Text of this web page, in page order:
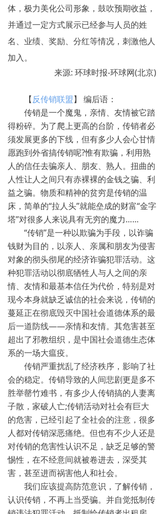
体，极力美化公司形象，鼓吹预期收益，
并通过一定方式展示已经参与人员的姓
名、业绩、奖励、分红等情况，刺激他人
加入。
来源: 环球时报-环球网(北京)
【反传销联盟】 编后语：
传销是一个魔鬼，亲情、友情被它踏
得粉碎。为了爬上更高的台阶，传销者必
须发展更多的下线，但有多少人会心甘情
愿跑到外省搞传销呢?惟有欺骗，利用熟
人的信任去骗亲人、朋友、熟人。扭曲的
人性让人之间只有赤裸裸的金钱之骗、利
益之骗。物质和精神的贫穷是传销的温
床，简单的“拉人头”就能垒成的财富“金字
塔”对很多人来说具有无穷的魔力……
“传销”是一种以欺骗为手段，以诈骗
钱财为目的，以亲人、亲属和朋友为侵害
对象的彻头彻尾的经济诈骗犯罪活动。这
种犯罪活动以彻底牺牲人与人之间的亲
情、友情和最基本信任为代价，特别是对
现今本身就缺乏诚信的社会来说，传销的
蔓延正在彻底毁灭中国社会道德体系的最
后一道防线——亲情和友情。其危害甚至
超出了邪教组织，是中国社会道德生态体
系的一场大瘟疫。
传销严重扰乱了经济秩序，影响了社
会的稳定。传销导致的人间悲剧更是多不
胜举罄竹难书，有多少人传销搞的人妻离
子散，家破人亡;传销活动对社会有巨大
的危害，已经引起了全社会的注意，很多
人都对传销深恶痛绝。但也有不少人还是
对传销的危害性认识不足，缺乏足够的警
惕性，在不经意间就被卷进去，深受其
害，甚至进而祸害他人和社会。
我们应该提高防范意识，了解传销，
认识传销，不再上当受骗。并自觉抵制传